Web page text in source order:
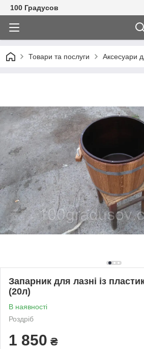
100 Градусов
Товари та послуги Аксесуари
Запарник для лазні із
(20л)
В наявності
Роздріб
1 850 ₴